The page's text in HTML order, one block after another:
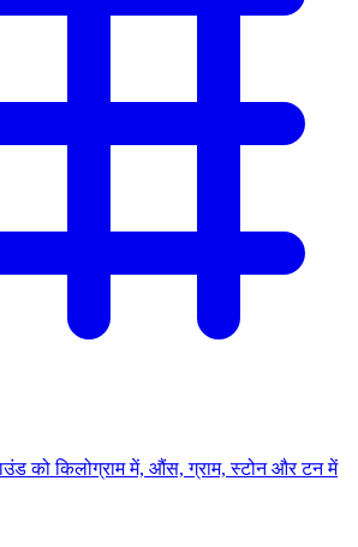
को किलोग्राम में, औंस, ग्राम, स्टोन और टन में